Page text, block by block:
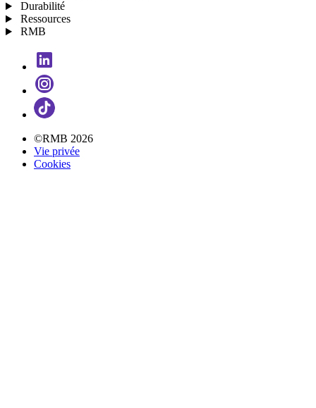
Durabilité
Ressources
RMB
©RMB 2026
Vie privée
Cookies